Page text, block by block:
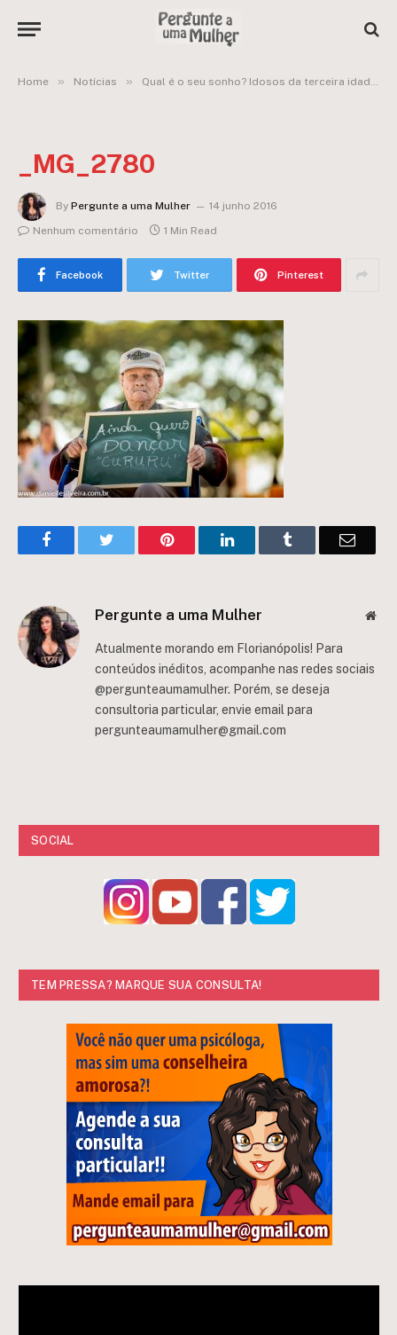
Home » Notícias » Qual é o seu sonho? Idosos da terceira idade respondem!
_MG_2780
By Pergunte a uma Mulher
14 junho 2016
Nenhum comentário
1 Min Read
Facebook Twitter Pinterest
FacebookTwitter Pinterest LinkedInTumblr Email
Pergunte a uma Mulher
Atualmente morando em Florianópolis! Para
conteúdos inéditos, acompanhe nas redes sociais
@pergunteaumamulher. Porém, se deseja
consultoria particular, envie email para
pergunteaumamulher@gmail.com
SOCIAL
TEM PRESSA? MARQUE SUA CONSULTA!